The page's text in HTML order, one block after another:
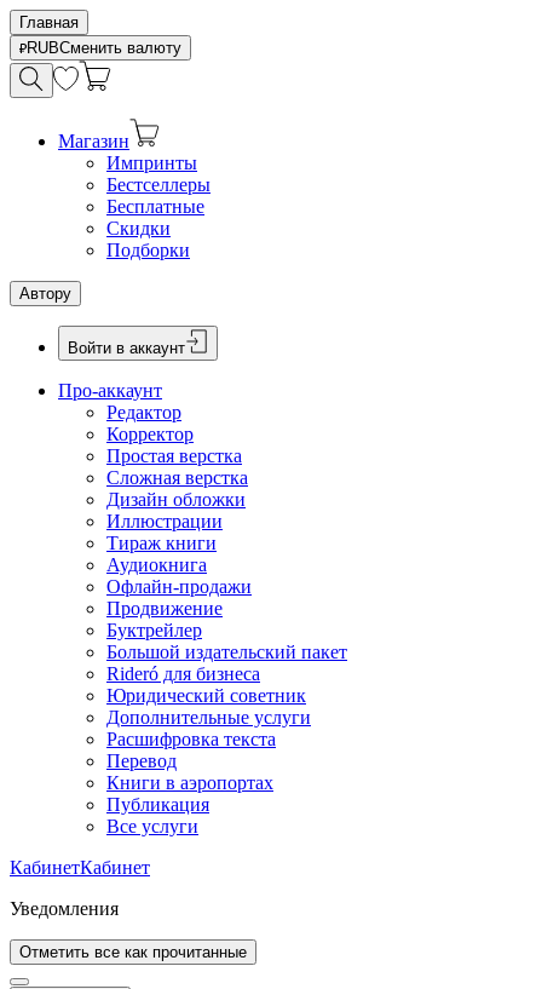
Главная
RUBСменить валюту
Магазин
Импринты
Бестселлеры
Бесплатные
Скидки
Подборки
Автору
Войти в аккаунт
Про-аккаунт
Редактор
Корректор
Простая верстка
Сложная верстка
Дизайн обложки
Иллюстрации
Тираж книги
Аудиокнига
Офлайн-продажи
Продвижение
Буктрейлер
Большой издательский пакет
Rideró для бизнеса
Юридический советник
Дополнительные услуги
Расшифровка текста
Перевод
Книги в аэропортах
Публикация
Все услуги
КабинетКабинет
Уведомления
Отметить все как прочитанные